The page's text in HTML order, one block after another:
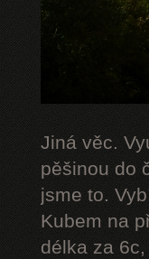
Jiná věc.
pěšinou do
jsme to.
Kubem na
délka za